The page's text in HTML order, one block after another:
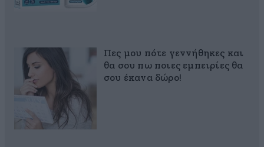
Πες μου πότε γεννήθηκες και
θα σου πω ποιες εμπειρίες θα
σου έκανα δώρο!